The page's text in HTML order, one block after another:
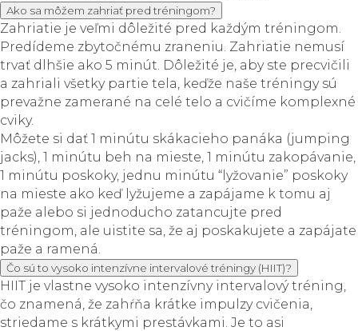
Ako sa môžem zahriať pred tréningom?
Zahriatie je veľmi dôležité pred každým tréningom.
Predídeme zbytočnému zraneniu. Zahriatie nemusí
trvať dlhšie ako 5 minút. Dôležité je, aby ste precvičili
a zahriali všetky partie tela, keďže naše tréningy sú
prevažne zamerané na celé telo a cvičíme komplexné
cviky.
Môžete si dať 1 minútu skákacieho panáka (jumping
jacks), 1 minútu beh na mieste, 1 minútu zakopávanie,
1 minútu poskoky, jednu minútu “lyžovanie” poskoky
na mieste ako keď lyžujeme a zapájame k tomu aj
paže alebo si jednoducho zatancujte pred
tréningom, ale uistite sa, že aj poskakujete a zapájate
paže a ramená.
Čo sú to vysoko intenzívne intervalové tréningy (HIIT)?
HIIT je vlastne vysoko intenzívny intervalový tréning,
čo znamená, že zahŕňa krátke impulzy cvičenia,
striedame s krátkymi prestávkami. Je to asi